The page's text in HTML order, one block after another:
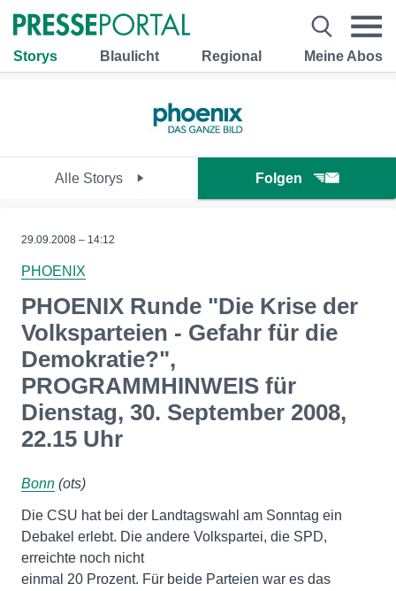
Storys Blaulicht Regional Meine Abos
Alle Storys Folgen
29.09.2008 – 14:12
PHOENIX
PHOENIX Runde "Die Krise der
Volksparteien - Gefahr für die
Demokratie?",
PROGRAMMHINWEIS für
Dienstag, 30. September 2008,
22.15 Uhr
Bonn (ots)
Die CSU hat bei der Landtagswahl am Sonntag ein
Debakel erlebt. Die andere Volkspartei, die SPD,
erreichte noch nicht
einmal 20 Prozent. Für beide Parteien war es das